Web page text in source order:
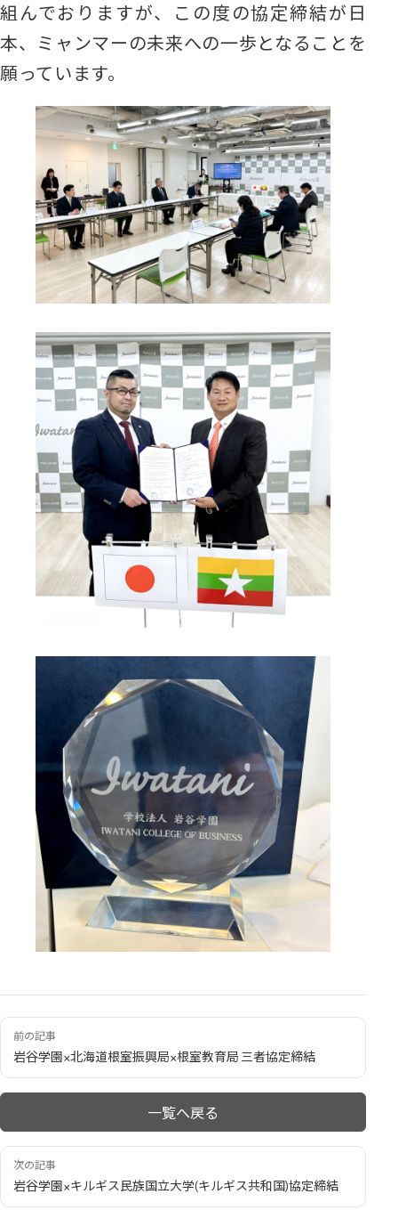
組んでおりますが、この度の協定締結が日
本、ミャンマーの未来への一歩となることを
願っています。
前の記事
岩谷学園×北海道根室振興局×根室教育局 三者協定締結
一覧へ戻る
次の記事
岩谷学園×キルギス民族国立大学(キルギス共和国)協定締結